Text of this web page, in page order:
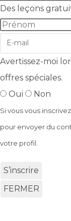
Des leçons
Avertissez-moi
offres spéciales.
Oui
Non
Si vous vous
pour envoyer du
votre profil.
S’inscrire
FERMER